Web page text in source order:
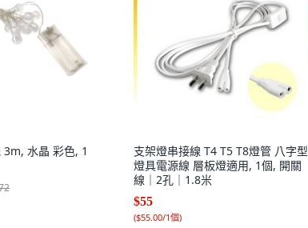
3m, 水晶 彩色, 1
支架燈串接線 T4 T5 T8燈管 八字型
燈具電源線 層板燈適用, 1個, 開關
線｜2孔｜1.8米
$55
($55.00/1個)